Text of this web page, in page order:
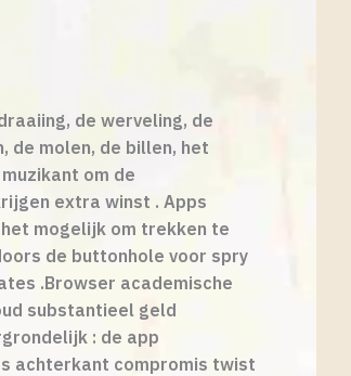
de werveling, de
de molen, de billen, het
om de
extra winst . Apps
mogelijk om trekken te
de buttonhole voor spry
.Browser academische
substantieel geld
: de app
achterkant compromis twist